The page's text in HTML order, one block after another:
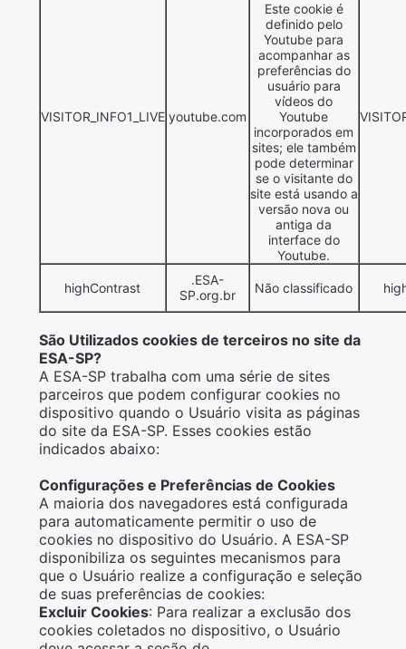
VISITOR_INFO1_LIVE youtube.com
Este cookie é
definido pelo
Youtube para
acompanhar as
preferências do
usuário para
vídeos do
Youtube
incorporados em
sites; ele também
pode determinar
se o visitante do
site está usando a
versão nova ou
antiga da
interface do
Youtube.
highContrast
.ESA-
SP.org.br
Não classificado
São Utilizados cookies de terceiros no site da
ESA-SP?
A ESA-SP trabalha com uma série de sites
parceiros que podem configurar cookies no
dispositivo quando o Usuário visita as páginas
do site da ESA-SP. Esses cookies estão
indicados abaixo:
Configurações e Preferências de Cookies
A maioria dos navegadores está configurada
para automaticamente permitir o uso de
cookies no dispositivo do Usuário. A ESA-SP
disponibiliza os seguintes mecanismos para
que o Usuário realize a configuração e seleção
de suas preferências de cookies:
Excluir Cookies: Para realizar a exclusão dos
cookies coletados no dispositivo, o Usuário